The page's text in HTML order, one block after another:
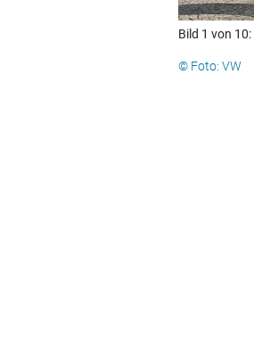
Bild 1 von 10:
© Foto: VW